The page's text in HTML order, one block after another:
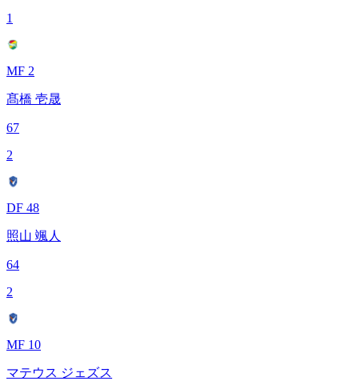
1
MF 2
髙橋 壱晟
67
2
DF 48
照山 颯人
64
2
MF 10
マテウス ジェズス